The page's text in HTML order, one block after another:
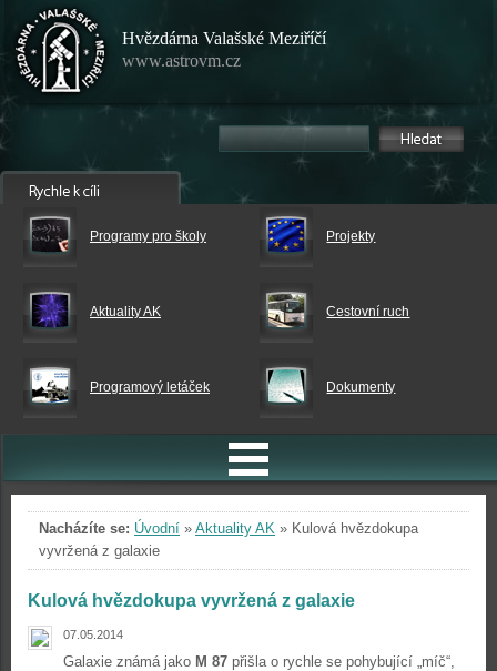
Hvězdárna Valašské Meziříčí
www.astrovm.cz
Programy pro školy Projekty
Aktuality AK Cestovní ruch
Programový letáček Dokumenty
Nacházíte se: Úvodní » Aktuality AK » Kulová hvězdokupa
vyvržená z galaxie
Kulová hvězdokupa vyvržená z galaxie
07.05.2014
Galaxie známá jako M 87 přišla o rychle se pohybující „míč“,